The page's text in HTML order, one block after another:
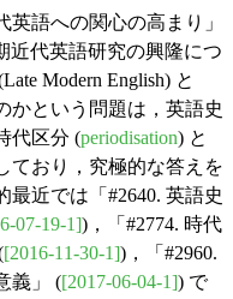
語への関心の高まり」
近代英語研究の興隆につ
Modern English) と
かという問題は，英語史
代区分 (periodisation) と
ており，究極的な答えを
近では「#2640. 英語史
07-19-1])，「#2774. 時代
[2016-11-30-1])，「#2960.
義」 ([2017-06-04-1]) で